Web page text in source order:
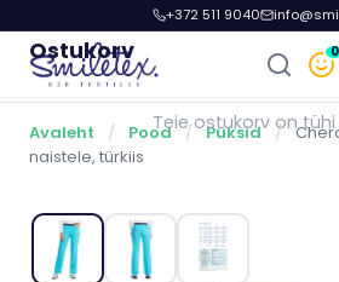
+372 511 9040
0
Avaleht / Pood / Püksid /
naistele, türkiis
Ostukorv
Teie ostukorv on tühi